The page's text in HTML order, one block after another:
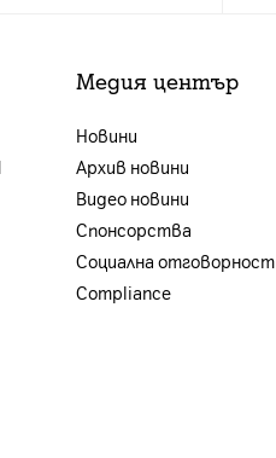
Медия център
Новини
Архив новини
Видео новини
Спонсорства
Социална отговорност
Compliance